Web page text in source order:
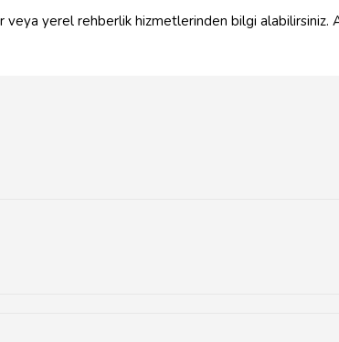
yerel rehberlik hizmetlerinden bilgi alabilirsiniz.